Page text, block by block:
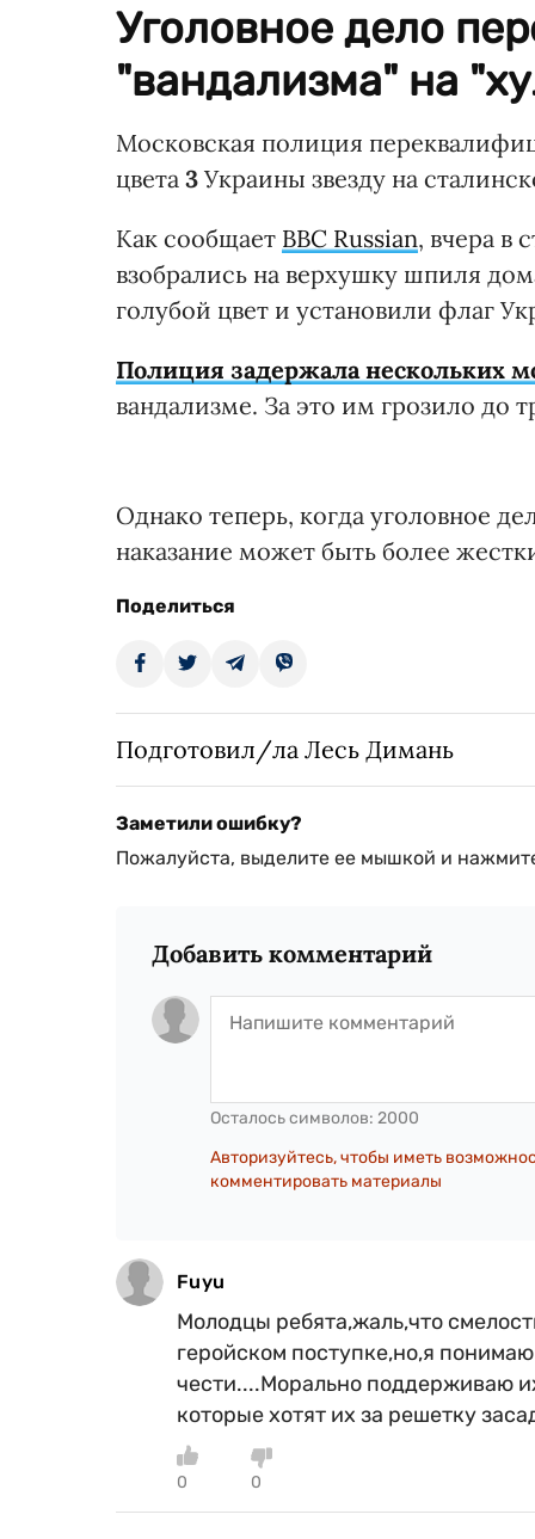
Уголовное дело
"вандализма" на
Московская полиция
цвета 3 Украины звезду на
Как сообщает BBC Russian, вчера в
взобрались на верхушку шпиля
голубой цвет и установили флаг
Полиция задержала нескольких
вандализме. За это им грозило до
Однако теперь, когда уголовное
наказание может быть более
Поделиться
Подготовил/ла Лесь Димань
Заметили ошибку?
Пожалуйста, выделите ее мышкой и
Добавить комментарий
Осталось символов: 2000
Авторизуйтесь, чтобы иметь
комментировать материалы
Fuyu
Молодцы ребята,жаль,что
геройском поступке,но,я
чести....Морально поддерживаю
которые хотят их за решетку
0 0